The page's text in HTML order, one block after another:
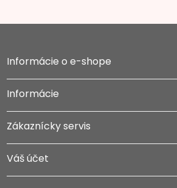
Informácie o e-shope
Informácie
Zákaznícky servis
Váš účet